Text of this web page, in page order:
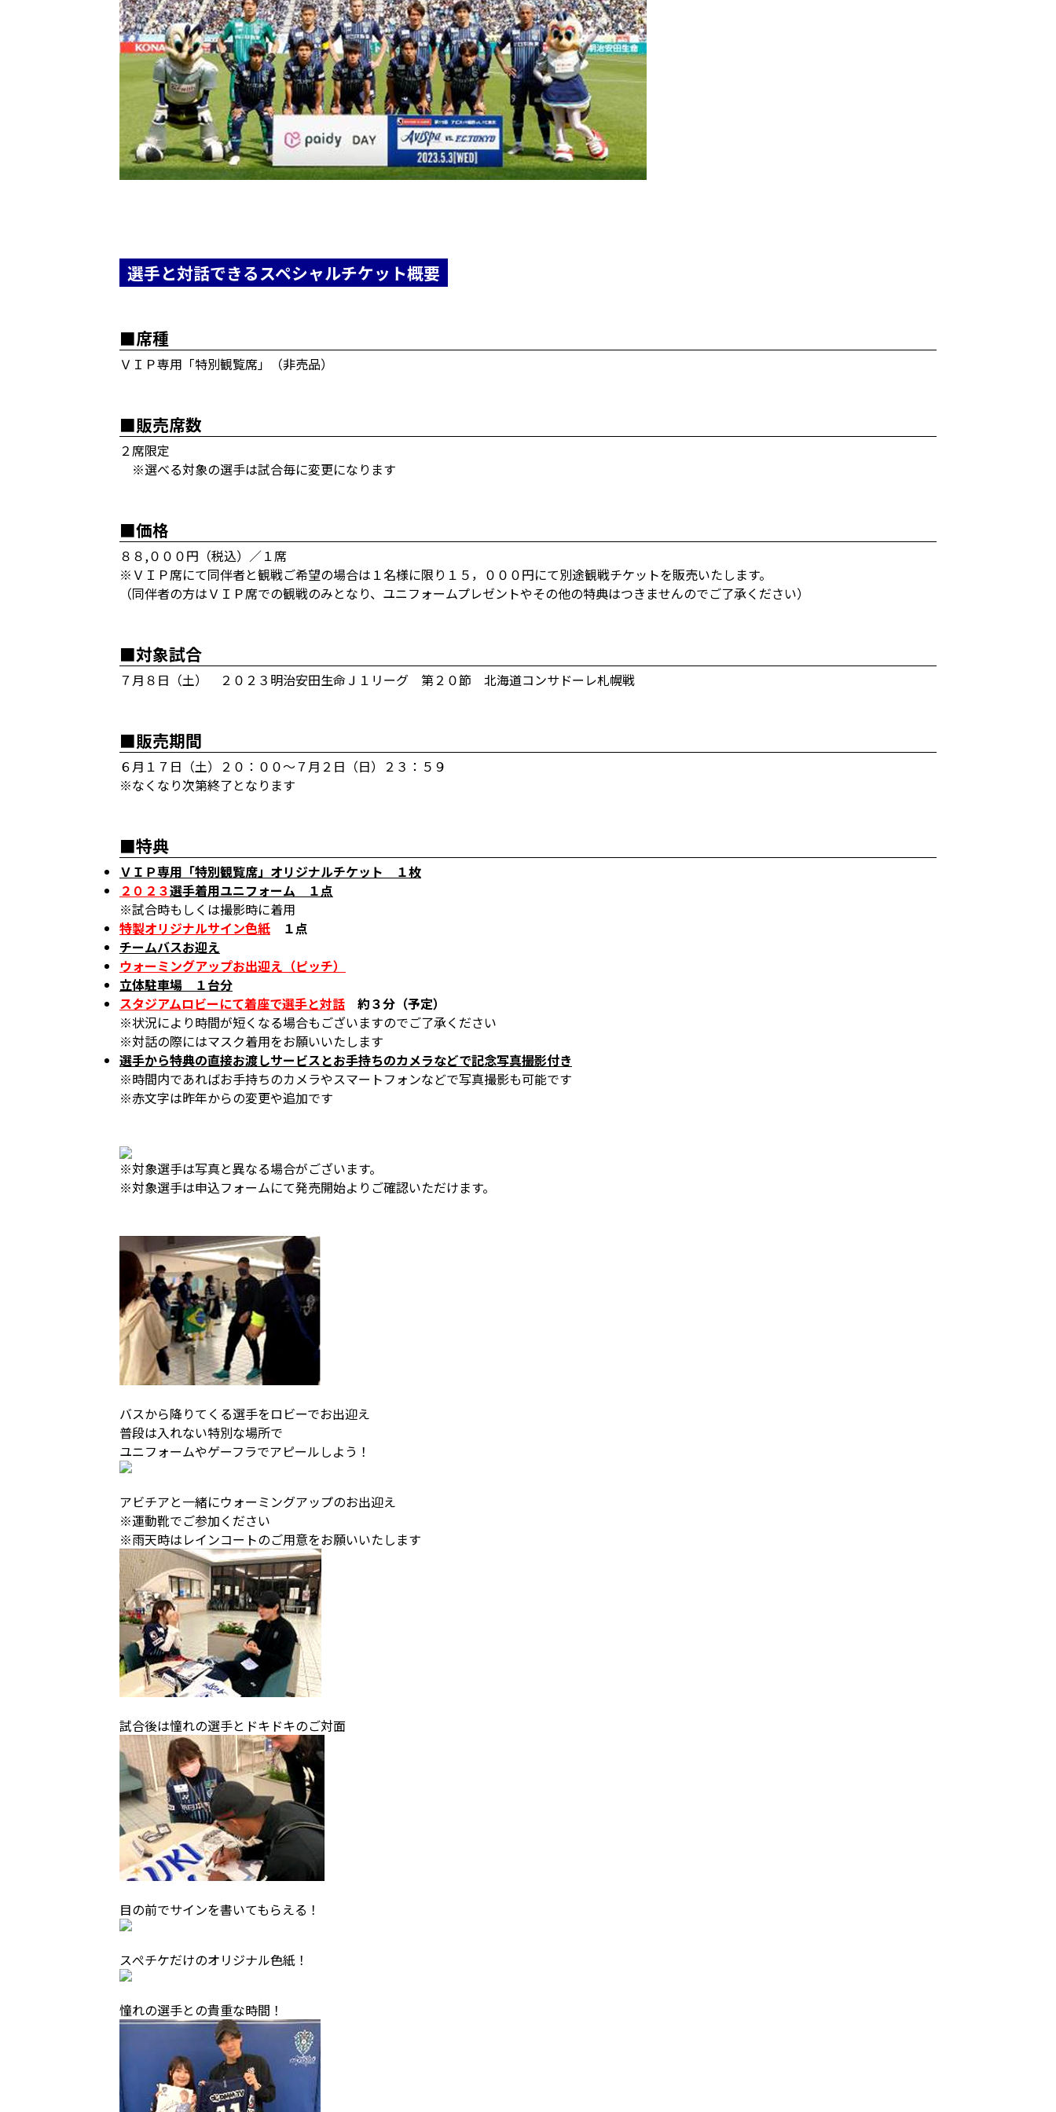
選手と対話できるスペシャルチケット概要
■席種
ＶＩＰ専用「特別観覧席」（非売品）
■販売席数
２席限定
※選べる対象の選手は試合毎に変更になります
■価格
８８,０００円（税込）／１席
※ＶＩＰ席にて同伴者と観戦ご希望の場合は１名様に限り１５，０００円にて別途観戦チケットを販売いたします。
（同伴者の方はＶＩＰ席での観戦のみとなり、ユニフォームプレゼントやその他の特典はつきませんのでご了承ください）
■対象試合
７月８日（土） ２０２３明治安田生命Ｊ１リーグ 第２０節 北海道コンサドーレ札幌戦
■販売期間
６月１７日（土）２０：００～７月２日（日）２３：５９
※なくなり次第終了となります
■特典
ＶＩＰ専用「特別観覧席」オリジナルチケット １枚
２０２３選手着用ユニフォーム １点
※試合時もしくは撮影時に着用
特製オリジナルサイン色紙 １点
チームバスお迎え
ウォーミングアップお出迎え（ピッチ）
立体駐車場 １台分
スタジアムロビーにて着座で選手と対話 約３分（予定）
※状況により時間が短くなる場合もございますのでご了承ください
※対話の際にはマスク着用をお願いいたします
選手から特典の直接お渡しサービスとお手持ちのカメラなどで記念写真撮影付き
※時間内であればお手持ちのカメラやスマートフォンなどで写真撮影も可能です
※赤文字は昨年からの変更や追加です
※対象選手は写真と異なる場合がございます。
※対象選手は申込フォームにて発売開始よりご確認いただけます。
バスから降りてくる選手をロビーでお出迎え
普段は入れない特別な場所で
ユニフォームやゲーフラでアピールしよう！
アビチアと一緒にウォーミングアップのお出迎え
※運動靴でご参加ください
※雨天時はレインコートのご用意をお願いいたします
試合後は憧れの選手とドキドキのご対面
目の前でサインを書いてもらえる！
スぺチケだけのオリジナル色紙！
憧れの選手との貴重な時間！